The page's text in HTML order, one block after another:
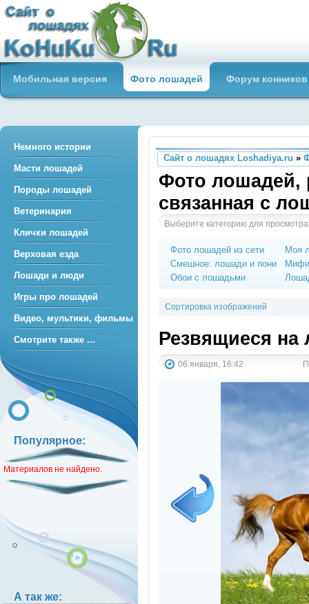
Сайт о лошадях loshadiya.ru
Приветствуем всех любителей
лошадей и конного спорта!
Мобильная версия Фото лошадей Форум конников
Сайт о лошадях Loshadiya.ru »
Фото лошадей,
связанная с
Выберите категорию для
Фото лошадей из сети
Смешное: лошади и пони
Обои с лошадьми
Моя
Сортировка изображений
Резвящиеся на
06 января, 16:42
Немного истории
Масти лошадей
Породы лошадей
Ветеринария
Клички лошадей
Верховая езда
Лошади и люди
Игры про лошадей
Видео, мультики, фильмы
Смотрите также ...
Популярное:
Материалов не найдено.
А так же: